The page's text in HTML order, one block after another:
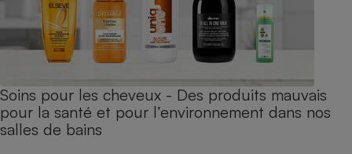
Soins pour les cheveux - Des produits mauvais
pour la santé et pour l’environnement dans nos
salles de bains